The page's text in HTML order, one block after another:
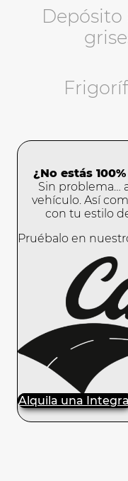
Depósito
¿No estás
Sin problema…
vehículo. Así
con tu estilo
Pruébalo en
Alquila una